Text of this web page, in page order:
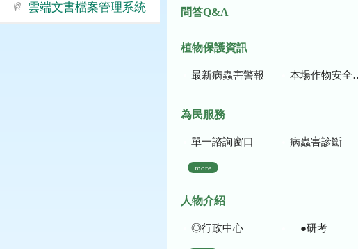
雲端文書檔案管理系統
問答Q&A
植物保護資訊
最新病蟲害警報 本場作物安全用藥資訊
為民服務
單一諮詢窗口 病蟲害診斷
more
人物介紹
◎行政中心 ●研考